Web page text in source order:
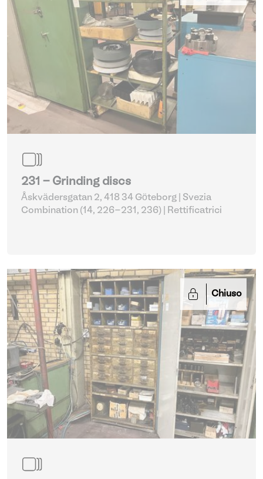
231 - Grinding discs
Åskvädersgatan 2, 418 34 Göteborg | Svezia
Combination (14, 226-231, 236)
| Rettificatrici
Chiuso